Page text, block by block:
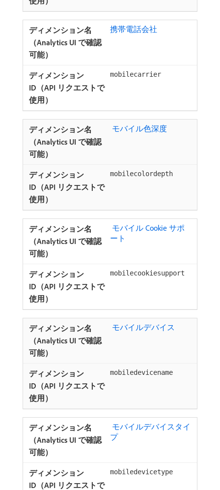
携帯電話会社
mobilecarrier
​ モバイル色深度
mobilecolordepth
​ モバイル Cookie サポ
ート ​
mobilecookiesupport
​ モバイルデバイス ​
mobiledevicename
​ モバイルデバイスタイ
プ ​
mobiledevicetype